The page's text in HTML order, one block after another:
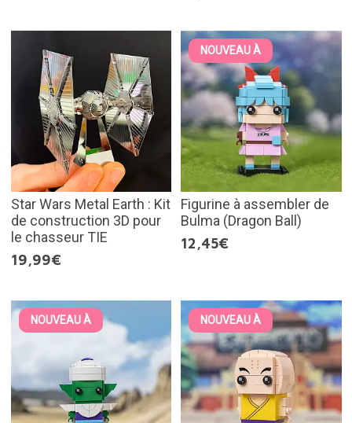
Star Wars Metal Earth : Kit
de construction 3D pour
le chasseur TIE
19,99€
NOUVEAU À
Figurine à assembler de
Bulma (Dragon Ball)
12,45€
NOUVEAU À NOUVEAU À